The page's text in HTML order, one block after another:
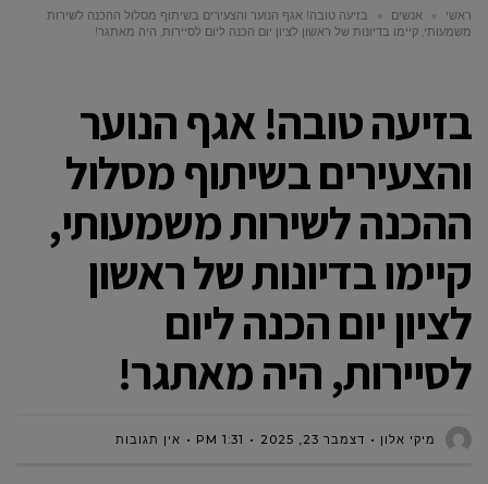
ראשי » אנשים »
בזיעה טובה! אגף הנוער והצעירים בשיתוף מסלול ההכנה לשירות
משמעותי, קיימו בדיונות של ראשון לציון יום הכנה ליום לסיירות, היה מאתגר!
בזיעה טובה! אגף הנוער
והצעירים בשיתוף מסלול
ההכנה לשירות משמעותי,
קיימו בדיונות של ראשון
לציון יום הכנה ליום
לסיירות, היה מאתגר!
מיקי אלון דצמבר 23, 2025 1:31 PM אין תגובות